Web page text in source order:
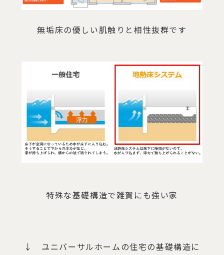
無垢床の優しい肌触りと相性抜群です
特殊な基礎構造で雑賀にも強い家
↓ ユニバーサルホームの住宅の基礎構造に